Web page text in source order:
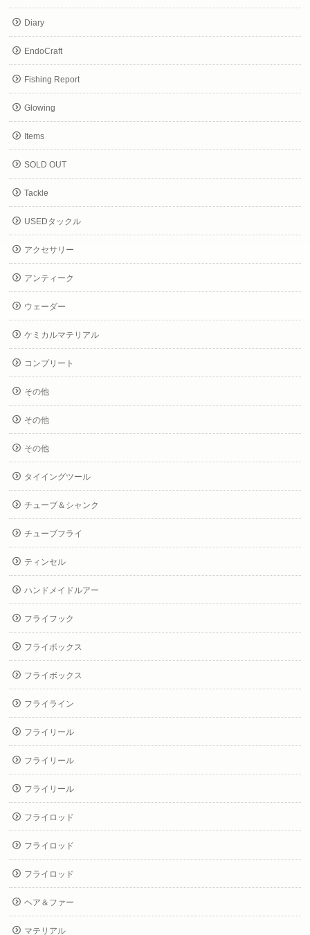
Diary
EndoCraft
Fishing Report
Glowing
Items
SOLD OUT
Tackle
USEDタックル
アクセサリー
アンティーク
ウェーダー
ケミカルマテリアル
コンプリート
その他
その他
その他
タイイングツール
チューブ＆シャンク
チューブフライ
ティンセル
ハンドメイドルアー
フライフック
フライボックス
フライボックス
フライライン
フライリール
フライリール
フライリール
フライロッド
フライロッド
フライロッド
ヘア＆ファー
マテリアル